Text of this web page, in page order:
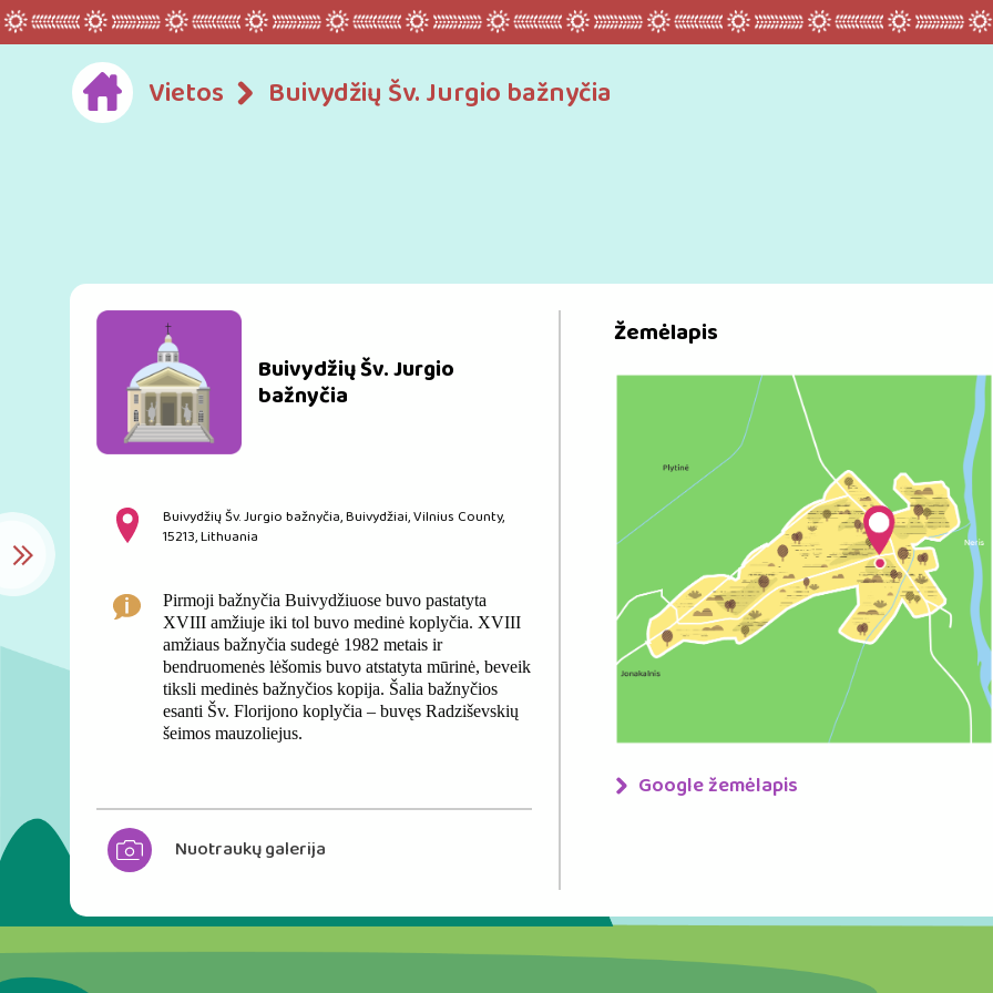
Vietos Buivydžių Šv. Jurgio bažnyčia
Buivydžių Šv. Jurgio
bažnyčia
Buivydžių Šv. Jurgio bažnyčia, Buivydžiai, Vilnius County,
15213, Lithuania
Pirmoji bažnyčia Buivydžiuose buvo pastatyta
XVIII amžiuje iki tol buvo medinė koplyčia. XVIII
amžiaus bažnyčia sudegė 1982 metais ir
bendruomenės lėšomis buvo atstatyta mūrinė, beveik
tiksli medinės bažnyčios kopija. Šalia bažnyčios
esanti Šv. Florijono koplyčia – buvęs Radziševskių
šeimos mauzoliejus.
Nuotraukų galerija
Žemėlapis
Google žemėlapis